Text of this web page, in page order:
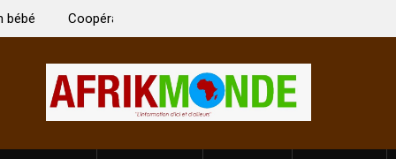
Singh à
de
Côte d’Ivoire, l’opérateur culturel Soldat
prononce